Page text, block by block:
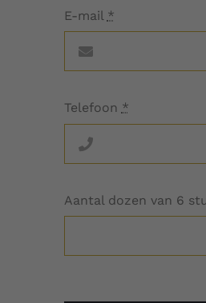
E-mail *
Telefoon *
Aantal dozen van 6